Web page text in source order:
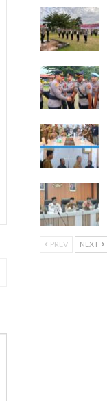
PREV NEXT